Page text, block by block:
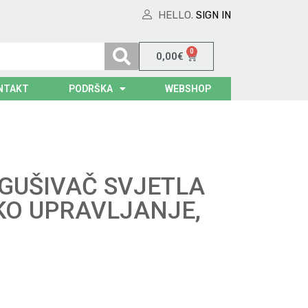
HELLO. SIGN IN
0,00€ 0
PODRŠKA WEBSHOP
SVJETLA
UPRAVLJANJE,